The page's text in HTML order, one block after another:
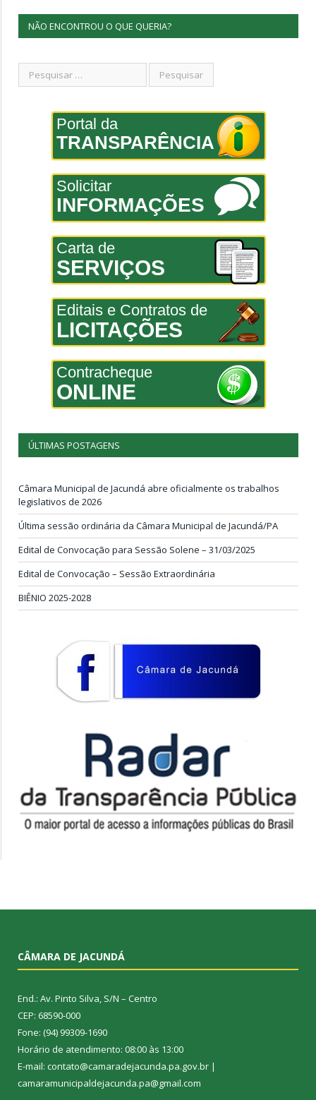
NÃO ENCONTROU O QUE QUERIA?
Portal da
TRANSPARÊNCIA
Solicitar
INFORMAÇÕES
Carta de
SERVIÇOS
Editais e Contratos de
LICITAÇÕES
Contracheque
ONLINE
ÚLTIMAS POSTAGENS
Câmara Municipal de Jacundá abre oficialmente os trabalhos
legislativos de 2026
Última sessão ordinária da Câmara Municipal de Jacundá/PA
Edital de Convocação para Sessão Solene – 31/03/2025
Edital de Convocação – Sessão Extraordinária
BIÊNIO 2025-2028
CÂMARA DE JACUNDÁ
End.: Av. Pinto Silva, S/N – Centro
CEP: 68590-000
Fone: (94) 99309-1690
Horário de atendimento: 08:00 às 13:00
E-mail: contato@camaradejacunda.pa.gov.br |
camaramunicipaldejacunda.pa@gmail.com